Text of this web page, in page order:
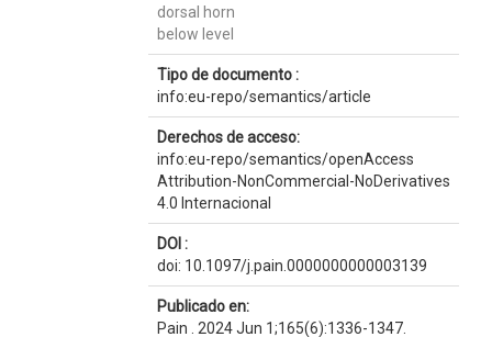
dorsal horn
below level
Tipo de documento :
info:eu-repo/semantics/article
Derechos de acceso:
info:eu-repo/semantics/openAccess
Attribution-NonCommercial-NoDerivatives
4.0 Internacional
DOI :
doi: 10.1097/j.pain.0000000000003139
Publicado en:
Pain . 2024 Jun 1;165(6):1336-1347.